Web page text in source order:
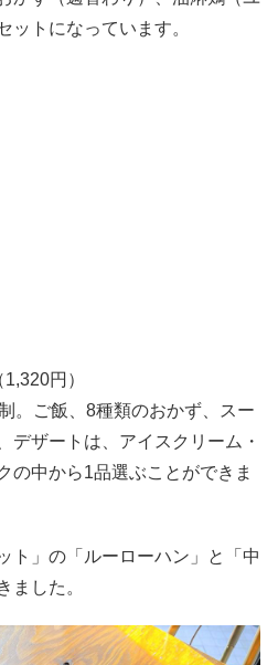
ットになっています。
円）
。ご飯、8種類のおかず、スー
デザートは、アイスクリーム・
の中から1品選ぶことができま
ト」の「ルーローハン」と「中
ました。